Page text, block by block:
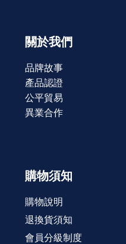
關於我們
品牌故事
產品認證
公平貿易
異業合作
購物須知
購物說明
退換貨須知
會員分級制度